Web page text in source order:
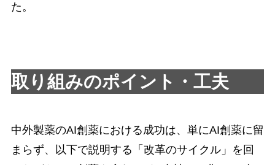
た。
取り組みのポイント・工夫
中外製薬のAI創薬における成功は、単にAI創薬に留
まらず、以下で説明する「改革のサイクル」を回